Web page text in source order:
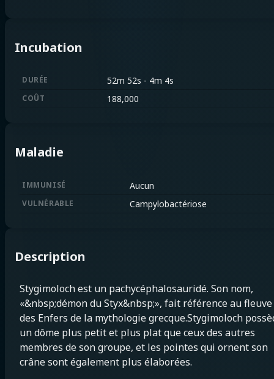
Incubation
DURÉE 52m 52s - 4m 4s
COÛT 188,000
Maladie
IMMUNISÉ Aucun
VULNÉRABLE Campylobactériose
Description
Stygimoloch est un pachycéphalosauridé. Son nom,
«&nbsp;démon du Styx&nbsp;», fait référence au fleuve
des Enfers de la mythologie grecque.Stygimoloch
un dôme plus petit et plus plat que ceux des autres
membres de son groupe, et les pointes qui ornent son
crâne sont également plus élaborées.